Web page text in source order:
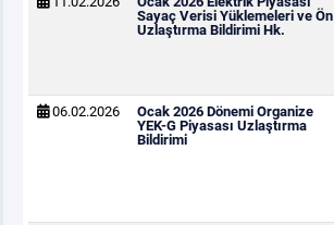
Sayaç Verisi Yüklemeleri ve Ön
Uzlaştırma Bildirimi Hk.
06.02.2026
Ocak 2026 Dönemi Organize
YEK-G Piyasası Uzlaştırma
Bildirimi